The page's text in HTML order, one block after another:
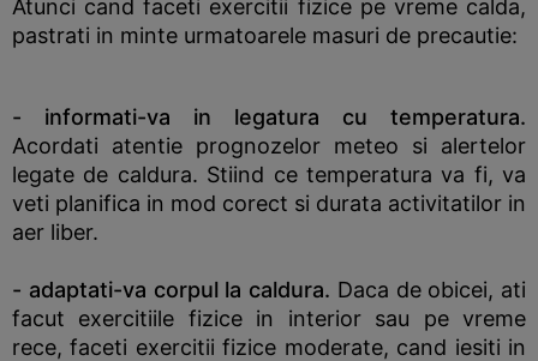
Atunci cand faceti exercitii fizice pe vreme calda,
pastrati in minte urmatoarele masuri de precautie:
- informati-va in legatura cu temperatura.
Acordati atentie prognozelor meteo si alertelor
legate de caldura. Stiind ce temperatura va fi, va
veti planifica in mod corect si durata activitatilor in
aer liber.
- adaptati-va corpul la caldura. Daca de obicei, ati
facut exercitiile fizice in interior sau pe vreme
rece, faceti exercitii fizice moderate, cand iesiti in